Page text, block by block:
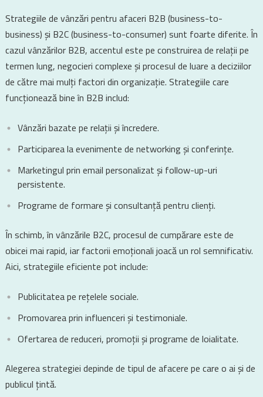
Strategiile de vânzări pentru afaceri B2B (business-to-
business) și B2C (business-to-consumer) sunt foarte diferite. În
cazul vânzărilor B2B, accentul este pe construirea de relații pe
termen lung, negocieri complexe și procesul de luare a deciziilor
de către mai mulți factori din organizație. Strategiile care
funcționează bine în B2B includ:
Vânzări bazate pe relații și încredere.
Participarea la evenimente de networking și conferințe.
Marketingul prin email personalizat și follow-up-uri
persistente.
Programe de formare și consultanță pentru clienți.
În schimb, în vânzările B2C, procesul de cumpărare este de
obicei mai rapid, iar factorii emoționali joacă un rol semnificativ.
Aici, strategiile eficiente pot include:
Publicitatea pe rețelele sociale.
Promovarea prin influenceri și testimoniale.
Ofertarea de reduceri, promoții și programe de loialitate.
Alegerea strategiei depinde de tipul de afacere pe care o ai și de
publicul țintă.